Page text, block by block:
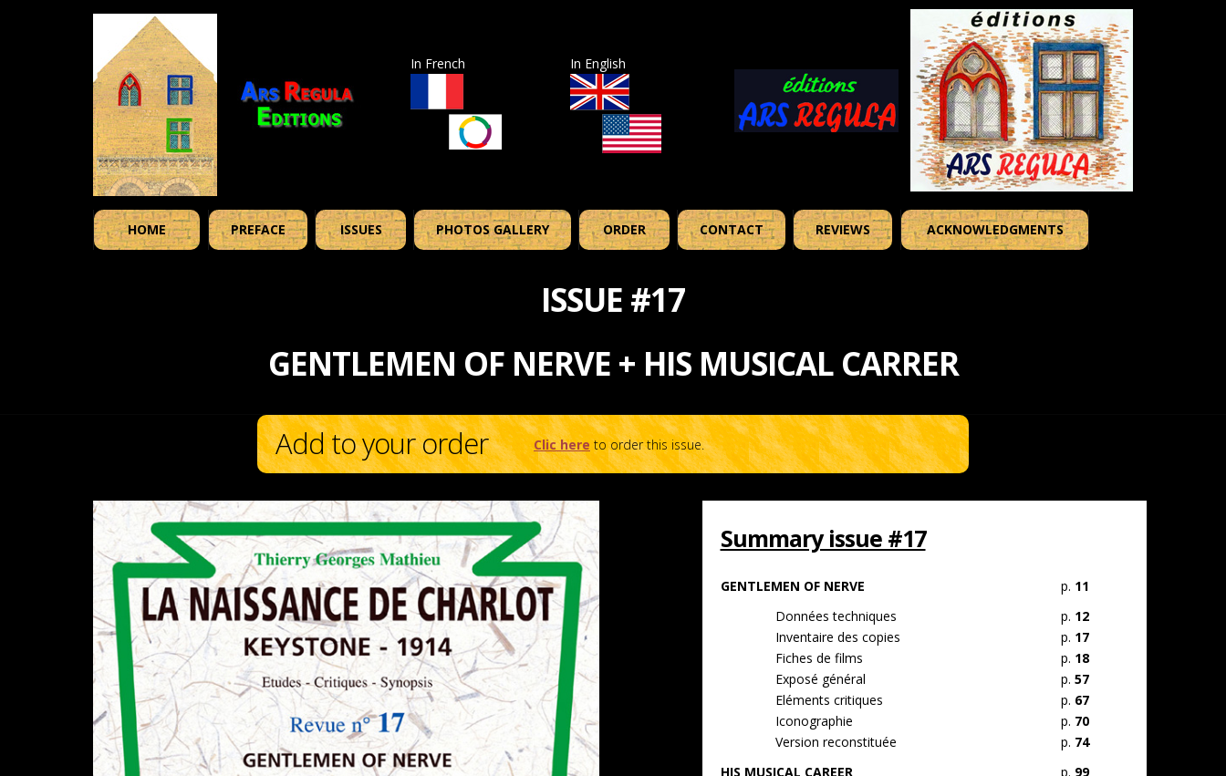
In English
In French
HOME PREFACE ISSUES PHOTOS GALLERY ORDER CONTACT REVIEWS ACKNOWLEDGMENTS
ISSUE #17
GENTLEMEN OF NERVE + HIS MUSICAL CARRER
Add to your order Clic here to order this issue.
Summary issue #17
GENTLEMEN OF NERVE p. 11
Données techniques
p. 12
Inventaire des copies
p. 17
Fiches de films
p. 18
Exposé général
p. 57
Eléments critiques
p. 67
Iconographie
p. 70
Version reconstituée
p. 74
HIS MUSICAL CAREER
p. 99